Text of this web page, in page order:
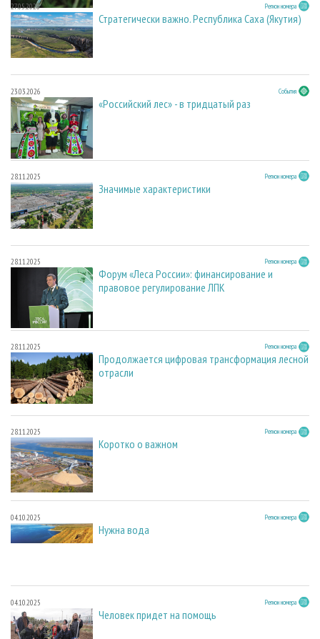
27.05.2026 Регион номера
Стратегически важно. Республика Саха (Якутия)
23.03.2026 События
«Российский лес» - в тридцатый раз
28.11.2025 Регион номера
Значимые характеристики
28.11.2025 Регион номера
Форум «Леса России»: финансирование и
правовое регулирование ЛПК
28.11.2025 Регион номера
Продолжается цифровая трансформация лесной
отрасли
28.11.2025 Регион номера
Коротко о важном
04.10.2025 Регион номера
Нужна вода
04.10.2025 Регион номера
Человек придет на помощь